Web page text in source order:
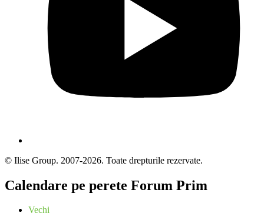
© Ilise Group. 2007-2026. Toate drepturile rezervate.
Calendare pe perete Forum Prim
Vechi